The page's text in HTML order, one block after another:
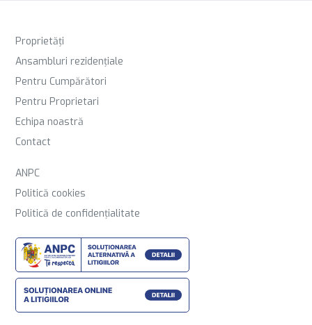
Proprietăți
Ansambluri rezidențiale
Pentru Cumpărători
Pentru Proprietari
Echipa noastră
Contact
ANPC
Politică cookies
Politică de confidențialitate